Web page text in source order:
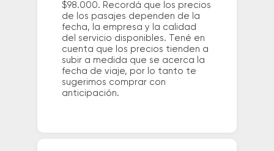
$98.000. Recordá que los precios
de los pasajes dependen de la
fecha, la empresa y la calidad
del servicio disponibles. Tené en
cuenta que los precios tienden a
subir a medida que se acerca la
fecha de viaje, por lo tanto te
sugerimos comprar con
anticipación.